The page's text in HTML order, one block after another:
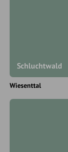
Schluchtwald
Wiesenttal